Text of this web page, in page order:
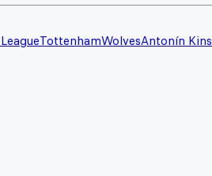
TottenhamWolvesAntonín